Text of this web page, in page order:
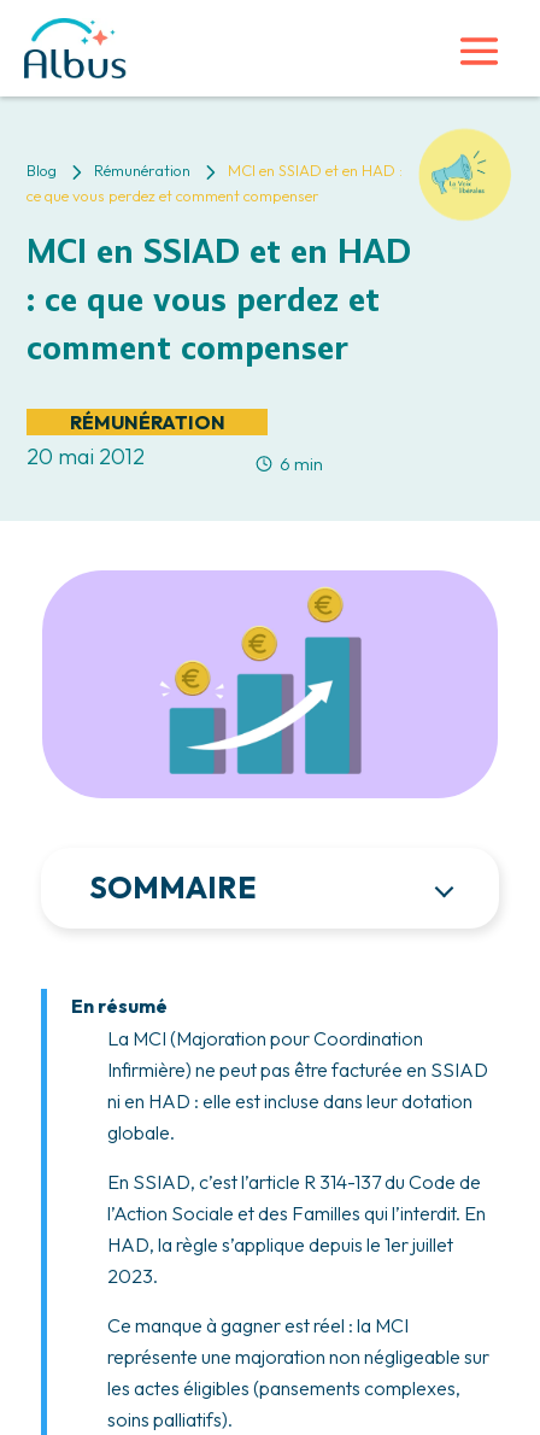
Blog 5 Rémunération 5
MCI en SSIAD et en HAD :
ce que vous perdez et comment compenser
MCI en SSIAD et en HAD
: ce que vous perdez et
comment compenser
RÉMUNÉRATION
20 mai 2012 6 min
SOMMAIRE
En résumé
La MCI (Majoration pour Coordination
Infirmière) ne peut pas être facturée en SSIAD
ni en HAD : elle est incluse dans leur dotation
globale.
En SSIAD, c’est l’article R 314-137 du Code de
l’Action Sociale et des Familles qui l’interdit. En
HAD, la règle s’applique depuis le 1er juillet
2023.
Ce manque à gagner est réel : la MCI
représente une majoration non négligeable sur
les actes éligibles (pansements complexes,
soins palliatifs).